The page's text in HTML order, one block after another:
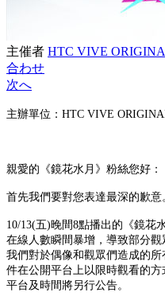
主催者 HTC VIVE
合わせ
次へ
主辦單位：HTC VIVE
親愛的《鏡花水月》粉絲您好：
首先我們要對您表達最深的歉意
10/13(五)晚間8點播出的《鏡花
在線人數瞬間暴增，導致部分
我們對於偶像和觀眾們造成的
件在公開平台上以限時觀看的
平台及時間將另行公告。